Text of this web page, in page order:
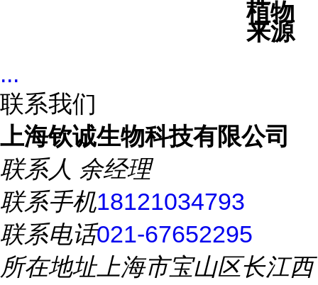
植物
来源
...
联系我们
上海钦诚生物科技有限公司
联系人 余经理
联系手机18121034793
联系电话021-67652295
所在地址上海市宝山区长江西